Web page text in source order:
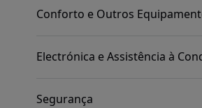
Conforto e Outros
Electrónica e Assistência à
Segurança